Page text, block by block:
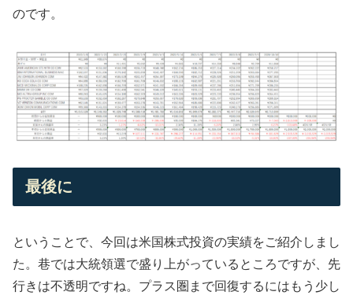
のです。
最後に
ということで、今回は米国株式投資の実績をご紹介しまし
た。巷では大統領選で盛り上がっているところですが、先
行きは不透明ですね。プラス圏まで回復するにはもう少し